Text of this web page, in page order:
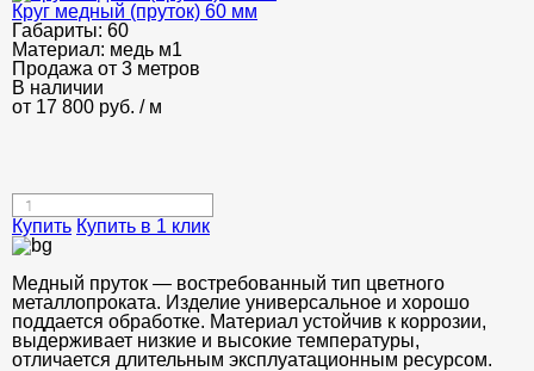
Круг медный (пруток) 60 мм
Габариты: 60
Материал: медь м1
Продажа от 3 метров
В наличии
от 17 800 руб. / м
Купить Купить в 1 клик
Медный пруток — востребованный тип цветного
металлопроката. Изделие универсальное и хорошо
поддается обработке. Материал устойчив к коррозии,
выдерживает низкие и высокие температуры,
отличается длительным эксплуатационным ресурсом.